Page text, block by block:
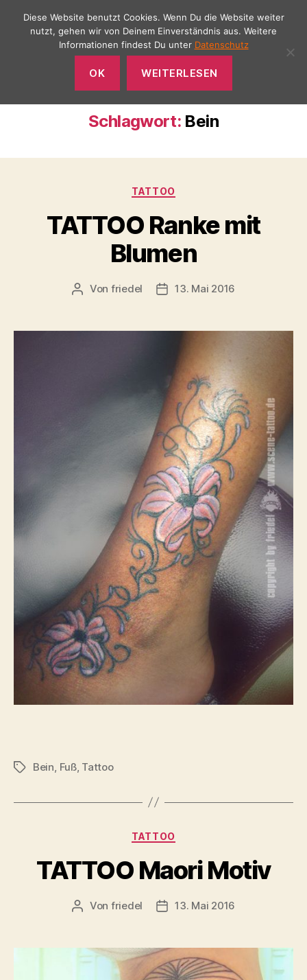
Menü
Schlagwort: Bein
Kategorien
TATTOO
TATTOO Ranke mit
Blumen
Beitragsautor
Von friedel Veröffentlichungsdatum
13. Mai 2016
Schlagwörter
Bein Fuß, Tattoo
Kategorien
TATTOO
TATTOO Maori Motiv
Beitragsautor
Von friedel Veröffentlichungsdatum
13. Mai 2016
Diese Website benutzt Cookies. Wenn Du die Website weiter
nutzt, gehen wir von Deinem Einverständnis aus. Weitere
Informationen findest Du unter Datenschutz
OK WEITERLESEN